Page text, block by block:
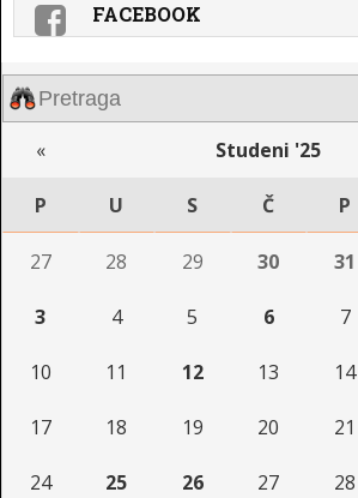
FACEBOOK
« Studeni '25
P U S Č P
27 28 29 30 31
3 4 5 6 7
10 11 12 13 14
17 18 19 20 21
24 25 26 27 28